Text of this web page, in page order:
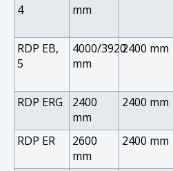
4
mm
RDP EB,
5
4000/3920
mm
2400 mm
RDP ERG
2400
mm
2400 mm
RDP ER
2600
mm
2400 mm